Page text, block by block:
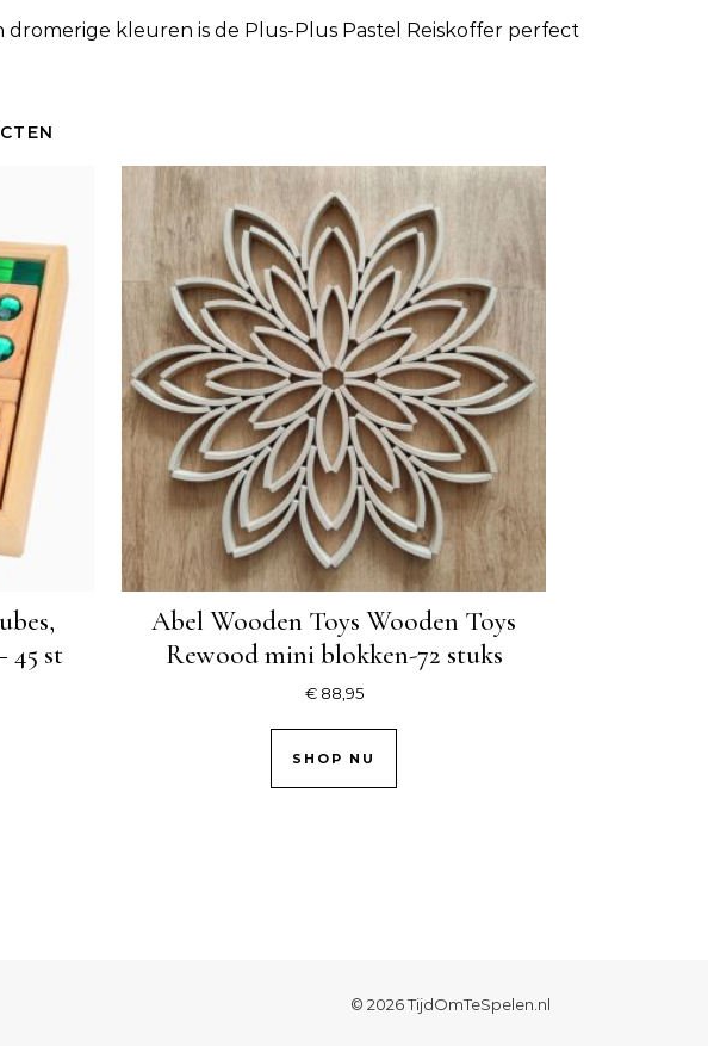
dromerige kleuren is de Plus-Plus Pastel Reiskoffer perfect
45 st
Abel Wooden Toys Wooden Toys
Rewood mini blokken-72 stuks
€88,95
SHOP NU
© 2026 TijdOmTeSpelen.nl